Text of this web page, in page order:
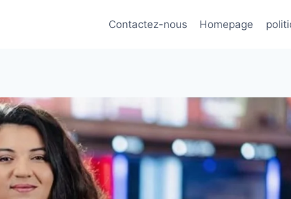
Contactez-nous Homepage